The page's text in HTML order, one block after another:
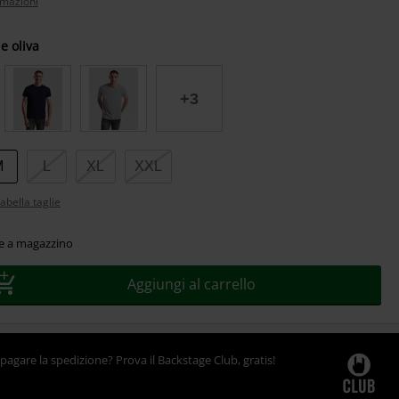
oliva
+3
XL XXL
taglie
a magazzino
Aggiungi al carrello
la spedizione? Prova il Backstage Club, gratis!